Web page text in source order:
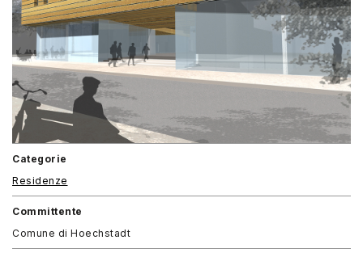
Categorie
Residenze
Committente
Comune di Hoechstadt